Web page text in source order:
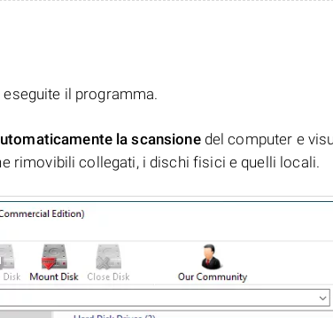
eseguite il programma.
la scansionedel computer e
rimovibili collegati, i dischi fisici e quelli locali.